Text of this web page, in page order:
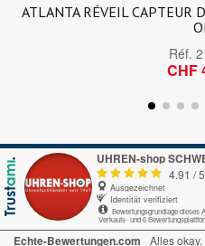
ATLANTA RÉVEIL CAPTEUR
Réf.
CHF
UHREN-shop
4.91 /
Ausgezeichnet
Identität verifiziert
Bewertungsgrundlage dieses
Verkaufs- und 6
Echte-Bewertungen.com Alles okay.